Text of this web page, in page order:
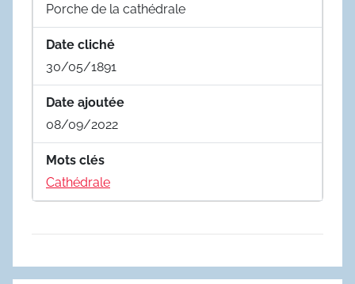
Porche de la cathédrale
Date cliché
30/05/1891
Date ajoutée
08/09/2022
Mots clés
Cathédrale